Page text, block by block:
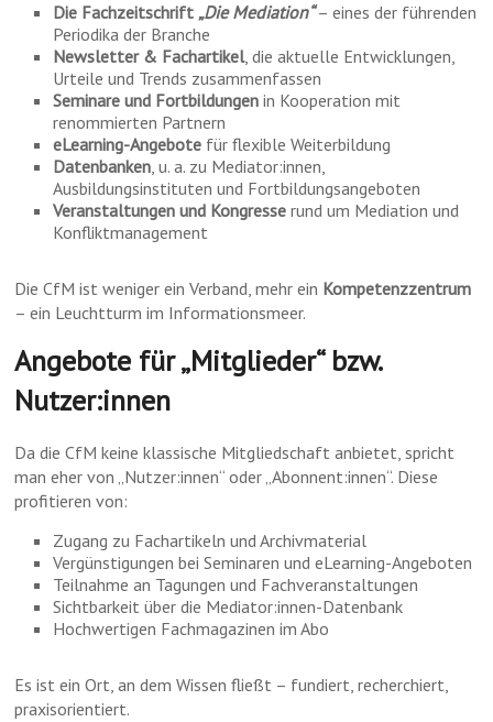
Die Fachzeitschrift „Die Mediation“– eines der führenden
Periodika der Branche
Newsletter & Fachartikel, die aktuelle Entwicklungen,
Urteile und Trends zusammenfassen
Seminare und Fortbildungen in Kooperation mit
renommierten Partnern
eLearning-Angebote für flexible Weiterbildung
Datenbanken, u. a. zu Mediator:innen,
Ausbildungsinstituten und Fortbildungsangeboten
Veranstaltungen und Kongresse rund um Mediation und
Konfliktmanagement
Die CfM ist weniger ein Verband, mehr ein Kompetenzzentrum
– ein Leuchtturm im Informationsmeer.
Angebote für „Mitglieder“ bzw.
Nutzer:innen
Da die CfM keine klassische Mitgliedschaft anbietet, spricht
man eher von „Nutzer:innen“ oder „Abonnent:innen“. Diese
profitieren von:
Zugang zu Fachartikeln und Archivmaterial
Vergünstigungen bei Seminaren und eLearning-Angeboten
Teilnahme an Tagungen und Fachveranstaltungen
Sichtbarkeit über die Mediator:innen-Datenbank
Hochwertigen Fachmagazinen im Abo
Es ist ein Ort, an dem Wissen fließt – fundiert, recherchiert,
praxisorientiert.